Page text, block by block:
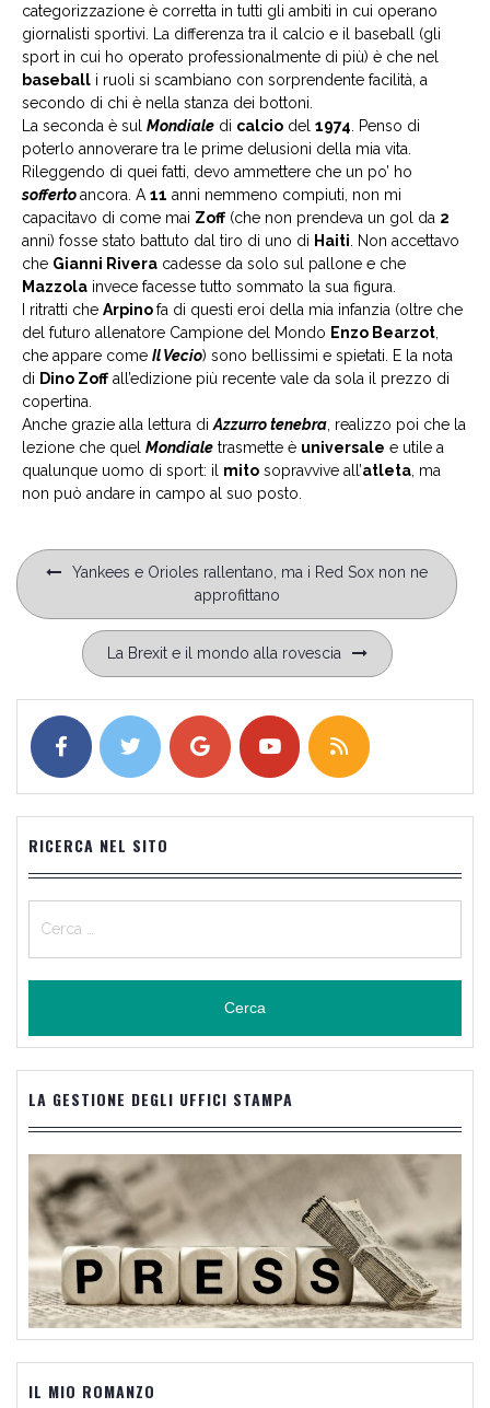
categorizzazione è corretta in tutti gli ambiti in cui operano
giornalisti sportivi. La differenza tra il calcio e il baseball (gli
sport in cui ho operato professionalmente di più) è che nel
baseball i ruoli si scambiano con sorprendente facilità, a
secondo di chi è nella stanza dei bottoni.
La seconda è sul Mondiale di calcio del 1974 . Penso di
poterlo annoverare tra le prime delusioni della mia vita.
Rileggendo di quei fatti, devo ammettere che un po’ ho
soffertoancora. A 11 anni nemmeno compiuti, non mi
capacitavo di come mai Zoff(che non prendeva un gol da 2
anni) fosse stato battuto dal tiro di uno di Haiti . Non accettavo
che Gianni Rivera cadesse da solo sul pallone e che
Mazzola invece facesse tutto sommato la sua figura.
I ritratti che Arpinofa di questi eroi della mia infanzia (oltre che
del futuro allenatore Campione del Mondo Enzo Bearzot
che appare come Il Vecio) sono bellissimi e spietati. E la nota
di Dino Zoffall’edizione più recente vale da sola il prezzo di
copertina.
Anche grazie alla lettura di Azzurro tenebra , realizzo poi che la
lezione che quel Mondiale trasmette è universale e utile a
qualunque uomo di sport: il mito sopravvive all’atleta , ma
non può andare in campo al suo posto.
Navigazione
articoli
Yankees e Orioles rallentano, ma i Red Sox non ne
approfittano
La Brexit e il mondo alla rovescia
RICERCA NEL SITO
per:
LA GESTIONE DEGLI UFFICI STAMPA
IL MIO ROMANZO